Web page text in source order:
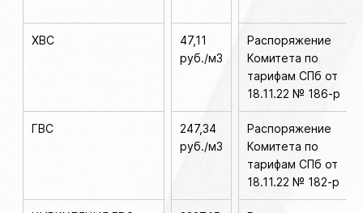
ХВС
47,11
руб./м3
Распоряжение
Комитета по
тарифам СПб от
18.11.22 № 186-р
ГВС
247,34
руб./м3
Распоряжение
Комитета по
тарифам СПб от
18.11.22 № 182-р